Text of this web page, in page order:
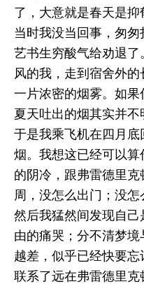
了，大意就是春天是抑
当时我没当回事，匆
艺书生穷酸气给劝退
风的我，走到宿舍外
一片浓密的烟雾。如
夏天吐出的烟其实并不
于是我乘飞机在四月
烟。我想这已经可以
的阴冷，跟弗雷德里
周，没怎么出门；没怎
然后我猛然间发现自
由的痛哭；分不清梦
越差，似乎已经快要
联系了远在弗雷德里克